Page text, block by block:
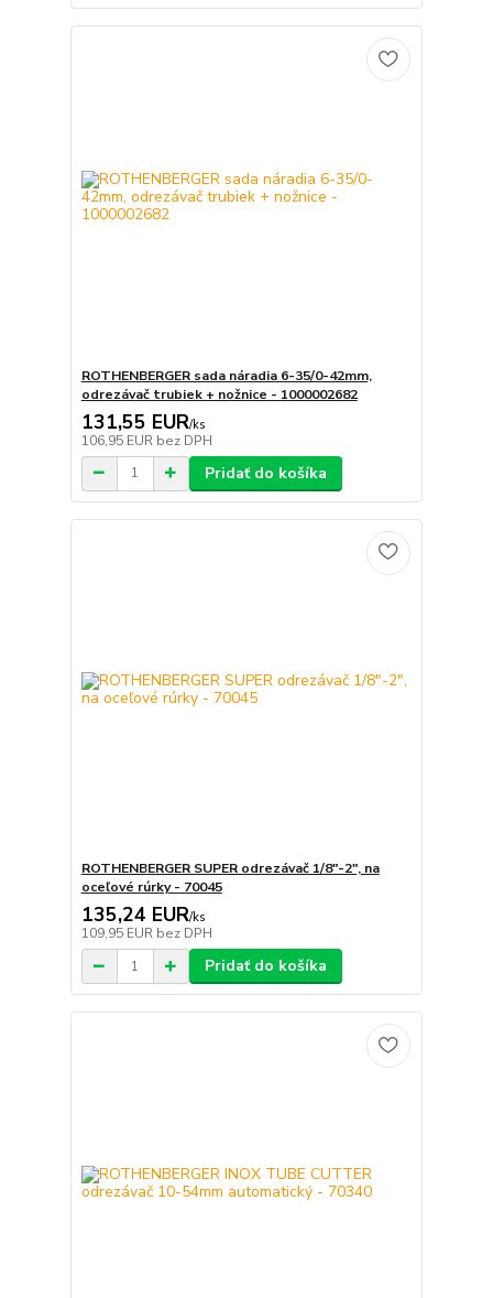
ROTHENBERGER sada náradia 6-35/0-42mm,
odrezávač trubiek + nožnice - 1000002682
131,55 EUR/ks
106,95 EUR bez DPH
Pridať do košíka
ROTHENBERGER SUPER odrezávač 1/8"-2", na
oceľové rúrky - 70045
135,24 EUR/ks
109,95 EUR bez DPH
Pridať do košíka